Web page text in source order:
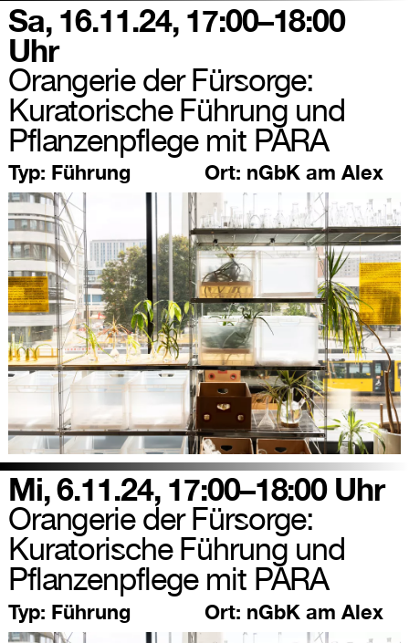
Sa, 16.11.24, 17:00–18:00
Uhr
Orangerie der Fürsorge:
Kuratorische Führung und
Pflanzenpflege mit PARA
Typ: Führung Ort: nGbK am Alex
Mi, 6.11.24, 17:00–18:00 Uhr
Orangerie der Fürsorge:
Kuratorische Führung und
Pflanzenpflege mit PARA
Typ: Führung Ort: nGbK am Alex